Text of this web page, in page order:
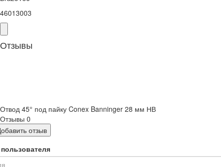
46013003
Отзывы
Отвод 45° под пайку Conex Banninger 28 мм НВ
Отзывы 0
отзыв